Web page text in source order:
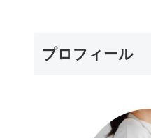
プロフィール